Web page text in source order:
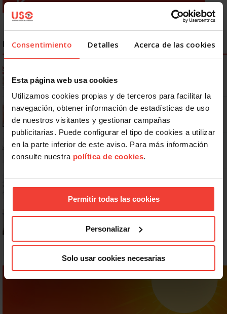
Consentimiento Detalles Acerca de las cookies
Esta página web usa cookies
Utilizamos cookies propias y de terceros para facilitar la
navegación, obtener información de estadísticas de uso
de nuestros visitantes y gestionar campañas
publicitarias. Puede configurar el tipo de cookies a utilizar
en la parte inferior de este aviso. Para más información
consulte nuestra política de cookies.
Permitir todas las cookies
Personalizar
Solo usar cookies necesarias
NOTICIAS MÁS LEÍDAS
Se actualizan las patologías para acceder a la jubilación
anticipada por discapacidad
No: si un festivo cae en sábado, no tienen por qué darte un día
libre
Dudas frecuentes sobre las vacaciones
¿Puedo viajar estando de baja?